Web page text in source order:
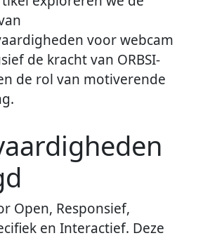
voor webcam
de kracht van ORBSI-
de rol van motiverende
Open, Responsief,
en Interactief. Deze